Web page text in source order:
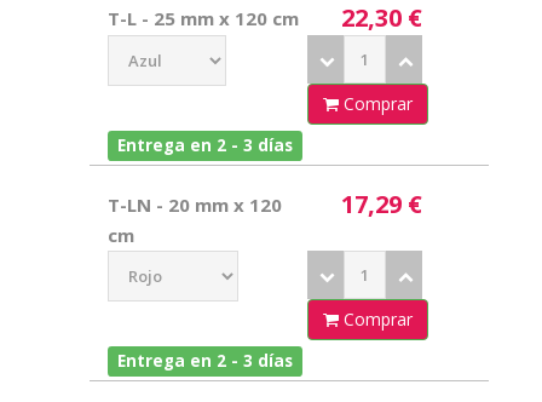
T-L - 25 mm x 120 cm 22,30 €
Comprar
Entrega en 2 - 3 días
T-LN - 20 mm x 120
cm
17,29 €
Comprar
Entrega en 2 - 3 días